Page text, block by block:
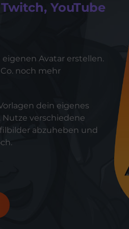
Optimiert
&
YouTube
Avatar erstellen.
noch mehr
dein eigenes
verschiedene
abzuheben und